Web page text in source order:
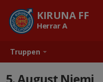
Truppen
KIRUNA FF
Herrar A